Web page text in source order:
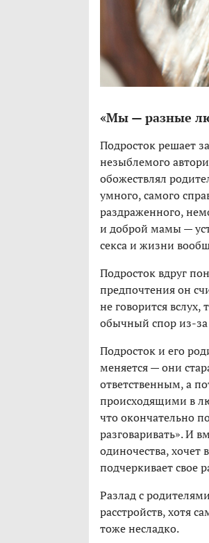
«Мы — разные
Подросток решает
незыблемого
обожествлял
умного, самого
раздраженного,
и доброй мамы —
секса и жизни
Подросток вдруг
предпочтения он
не говорится вслух,
обычный спор из-
Подросток и его
меняется — они
ответственным, а
происходящими в
что окончательно
разговаривать». И
одиночества, хочет
подчеркивает свое
Разлад с
расстройств, хотя
тоже несладко.